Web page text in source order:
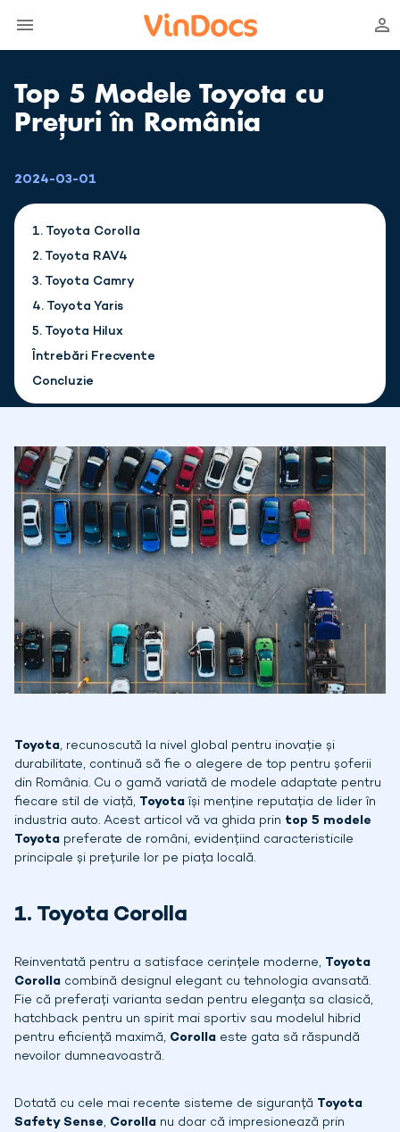
Top 5 Modele Toyota cu
Prețuri în România
2024-03-01
1. Toyota Corolla
2. Toyota RAV4
3. Toyota Camry
4. Toyota Yaris
5. Toyota Hilux
Întrebări Frecvente
Concluzie
Toyota, recunoscută la nivel global pentru inovație și
durabilitate, continuă să fie o alegere de top pentru șoferii
din România. Cu o gamă variată de modele adaptate pentru
fiecare stil de viață, Toyotaîși menține reputația de lider în
industria auto. Acest articol vă va ghida prin top 5 modele
Toyota preferate de români, evidențiind caracteristicile
principale și prețurile lor pe piața locală.
1. Toyota Corolla
Reinventată pentru a satisface cerințele moderne, Toyota
Corolla combină designul elegant cu tehnologia avansată.
Fie că preferați varianta sedan pentru eleganța sa clasică,
hatchback pentru un spirit mai sportiv sau modelul hibrid
pentru eficiență maximă, Corolla este gata să răspundă
nevoilor dumneavoastră.
Dotată cu cele mai recente sisteme de siguranță Toyota
Safety Sense, Corolla nu doar că impresionează prin